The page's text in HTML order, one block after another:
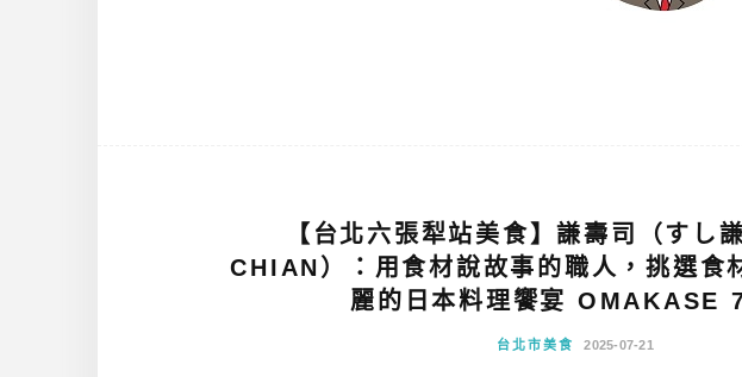
【台北六張犁站美食】謙壽司（すし
CHIAN）：用食材說故事的職人，挑選食
麗的日本料理饗宴 OMAKASE
台北市美食 2025-07-21